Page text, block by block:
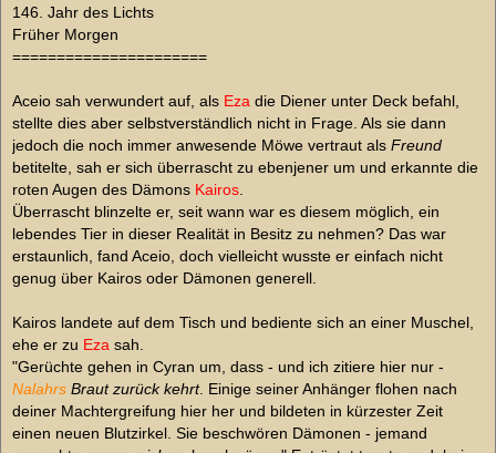
146. Jahr des Lichts
Früher Morgen
======================
Aceio sah verwundert auf, als Eza die Diener unter Deck befahl,
stellte dies aber selbstverständlich nicht in Frage. Als sie dann
jedoch die noch immer anwesende Möwe vertraut als Freund
betitelte, sah er sich überrascht zu ebenjener um und erkannte die
roten Augen des Dämons Kairos
Überrascht blinzelte er, seit wann war es diesem möglich, ein
lebendes Tier in dieser Realität in Besitz zu nehmen? Das war
erstaunlich, fand Aceio, doch vielleicht wusste er einfach nicht
genug über Kairos oder Dämonen generell.
Kairos landete auf dem Tisch und bediente sich an einer Muschel,
ehe er zu Eza sah.
"Gerüchte gehen in Cyran um, dass - und ich zitiere hier nur -
Nalahrs Braut zurück kehrt. Einige seiner Anhänger flohen nach
deiner Machtergreifung hier her und bildeten in kürzester Zeit
einen neuen Blutzirkel. Sie beschwören Dämonen - jemand